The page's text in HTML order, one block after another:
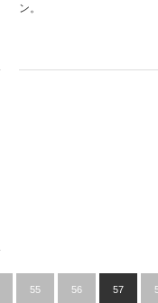
ン。
55 56 57